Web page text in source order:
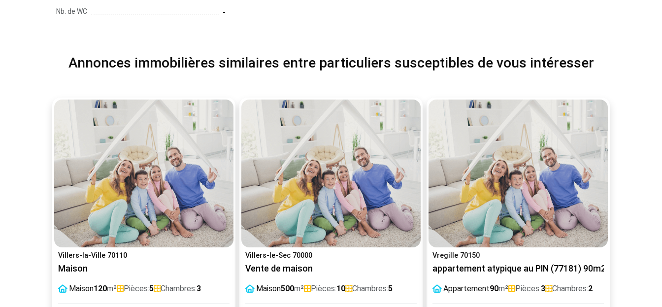
Nb. de WC -
Annonces immobilières similaires entre particuliers susceptibles de vous intéresser
Villers-la-Ville 70110
Maison
Maison120m² Pièces:5 Chambres:3
Villers-le-Sec 70000
Vente de maison
Maison500m² Pièces:10 Chambres:5
Vregille 70150
appartement atypique au PIN (77181) 90m2
Appartement90m² Pièces:3 Chambres:2